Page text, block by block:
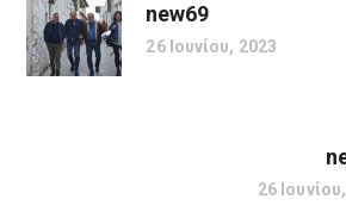
new69
26 Ιουνίου, 2023
26